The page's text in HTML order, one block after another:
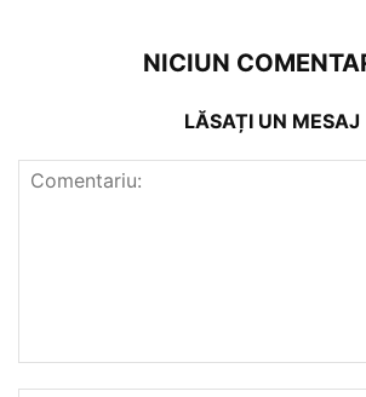
NICIUN
LĂSAȚI UN MESAJ